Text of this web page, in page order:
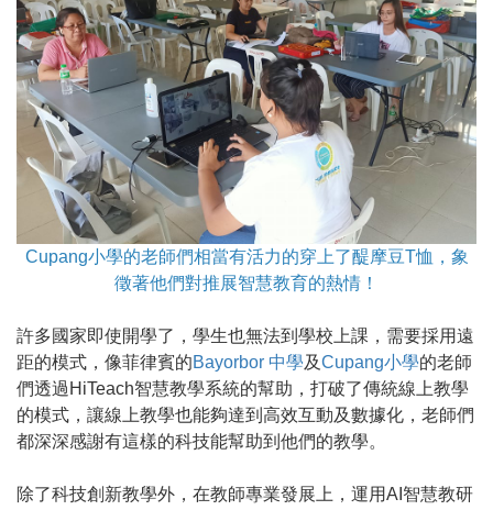
Cupang小學的老師們相當有活力的穿上了醍摩豆T恤，象
徵著他們對推展智慧教育的熱情！
許多國家即使開學了，學生也無法到學校上課，需要採用遠
距的模式，像菲律賓的Bayorbor 中學及Cupang小學的老師
們透過HiTeach智慧教學系統的幫助，打破了傳統線上教學
的模式，讓線上教學也能夠達到高效互動及數據化，老師們
都深深感謝有這樣的科技能幫助到他們的教學。
除了科技創新教學外，在教師專業發展上，運用AI智慧教研